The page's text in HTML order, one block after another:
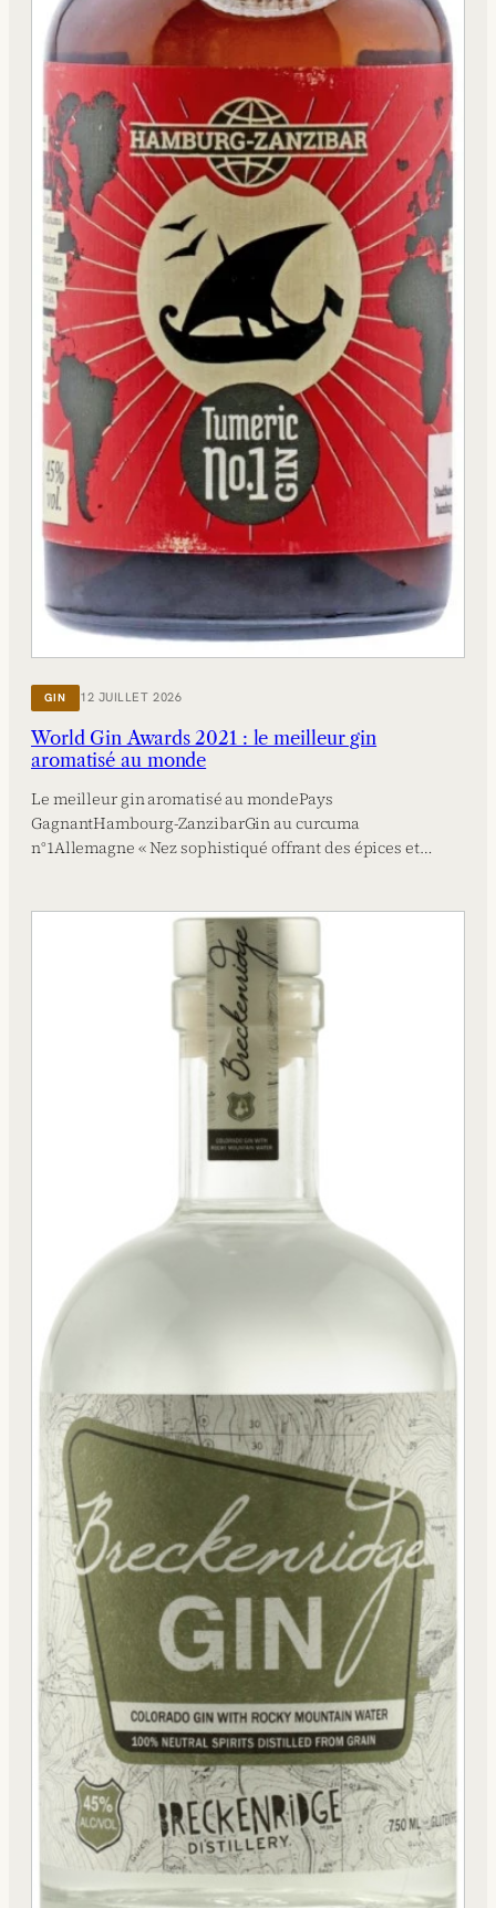
GIN 12 JUILLET 2026
World Gin Awards 2021 : le meilleur gin
aromatisé au monde
Le meilleur gin aromatisé au mondePays
GagnantHambourg-ZanzibarGin au curcuma
n°1Allemagne « Nez sophistiqué offrant des épices et…